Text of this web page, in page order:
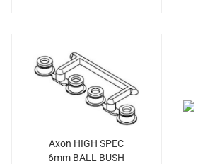
Axon HIGH SPEC
6mm BALL BUSH